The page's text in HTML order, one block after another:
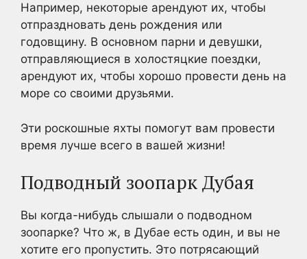
Например, некоторые арендуют их, чтобы
отпраздновать день рождения или
годовщину. В основном парни и девушки,
отправляющиеся в холостяцкие поездки,
арендуют их, чтобы хорошо провести день на
море со своими друзьями.
Эти роскошные яхты помогут вам провести
время лучше всего в вашей жизни!
Подводный зоопарк Дубая
Вы когда-нибудь слышали о подводном
зоопарке? Что ж, в Дубае есть один, и вы не
хотите его пропустить. Это потрясающий